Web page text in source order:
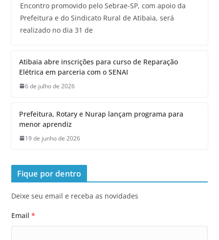
Encontro promovido pelo Sebrae-SP, com apoio da
Prefeitura e do Sindicato Rural de Atibaia, será
realizado no dia 31 de
Atibaia abre inscrições para curso de Reparação
Elétrica em parceria com o SENAI
6 de julho de 2026
Prefeitura, Rotary e Nurap lançam programa para
menor aprendiz
19 de junho de 2026
Fique por dentro
Deixe seu email e receba as novidades
Email *